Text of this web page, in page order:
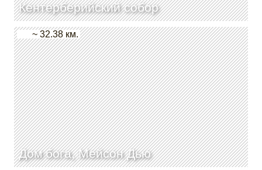
Кентерберийский собор
Дом бога, Мейсон Дью
~ 32.38 км.